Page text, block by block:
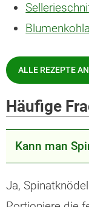
ALLE REZEPTE
Häufige
Kann man
Ja, Spinatknödel